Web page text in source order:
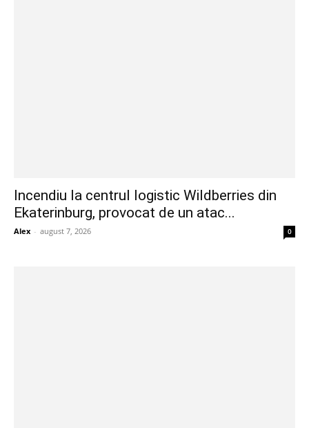
Incendiu la centrul logistic Wildberries din
Ekaterinburg, provocat de un atac...
Alex - august 7, 2026 0